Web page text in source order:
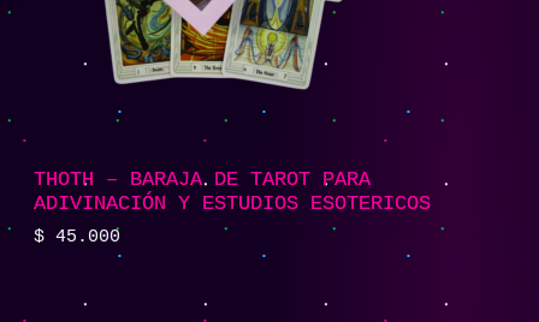
THOTH – BARAJA DE TAROT PARA
ADIVINACIÓN Y ESTUDIOS ESOTERICOS
$ 45.000